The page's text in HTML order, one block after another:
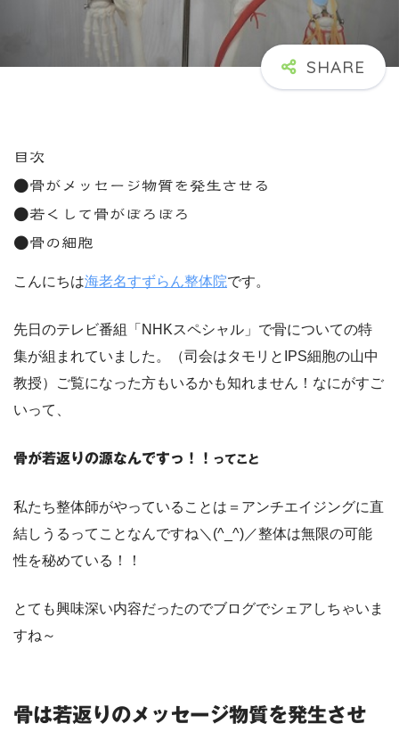
目次
●骨がメッセージ物質を発生させる
●若くして骨がぼろぼろ
●骨の細胞
こんにちは海老名すずらん整体院です。
先日のテレビ番組「NHKスペシャル」で骨についての特
集が組まれていました。（司会はタモリとIPS細胞の山中
教授）ご覧になった方もいるかも知れません！なにがすご
いって、
骨が若返りの源なんですっ！！ ってこと
私たち整体師がやっていることは＝アンチエイジングに直
結しうるってことなんですね＼(^_^)／整体は無限の可能
性を秘めている！！
とても興味深い内容だったのでブログでシェアしちゃいま
すね～
骨は若返りのメッセージ物質を発生させ